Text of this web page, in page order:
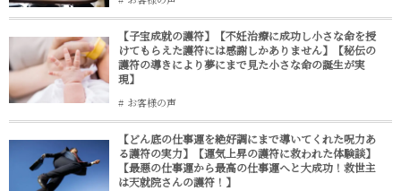
【子宝成就の護符】【不妊治療に成功し小さな命を授
けてもらえた護符には感謝しかありません】【秘伝の
護符の導きにより夢にまで見た小さな命の誕生が実
現】
お客様の声
【どん底の仕事運を絶好調にまで導いてくれた呪力あ
る護符の実力】【運気上昇の護符に救われた体験談】
【最悪の仕事運から最高の仕事運へと大成功！救世主
は天就院さんの護符！】